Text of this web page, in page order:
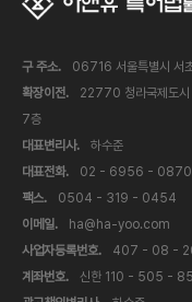
구 주소.
06716 서울특별시 서
확장이전.
22770 청라국제도시
7층
대표변리사.
하수준
대표전화.
02 - 6956 - 0870
팩스.
0504 - 319 - 0454
이메일.
ha@ha-yoo.com
사업자등록번호.
407 - 08 -
계좌번호.
신한 110 - 505 -